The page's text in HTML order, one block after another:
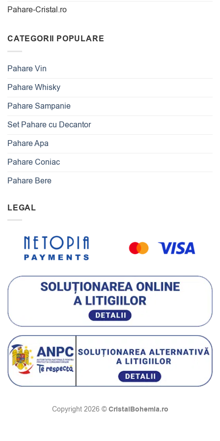
Pahare-Cristal.ro
CATEGORII POPULARE
Pahare Vin
Pahare Whisky
Pahare Sampanie
Set Pahare cu Decantor
Pahare Apa
Pahare Coniac
Pahare Bere
LEGAL
Copyright 2026 ©CristalBohemia.ro